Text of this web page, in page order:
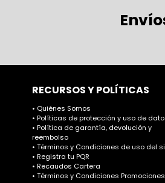
RECURSOS Y POLÍTICAS
• Quiénes Somos
• Políticas de protección y uso de
• Política de garantía, devolución y
reembolso
• Términos y Condiciones de uso del
• Registra tu PQR
• Recaudos Cartera
• Términos y Condiciones Promociones